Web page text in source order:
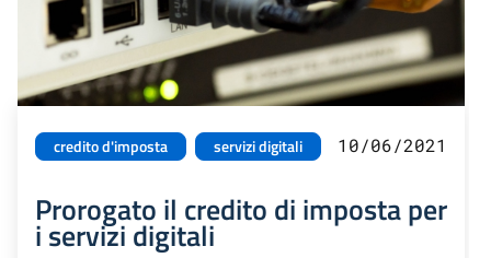
credito d'imposta servizi digitali 10/06/2021
Prorogato il credito di imposta per
i servizi digitali